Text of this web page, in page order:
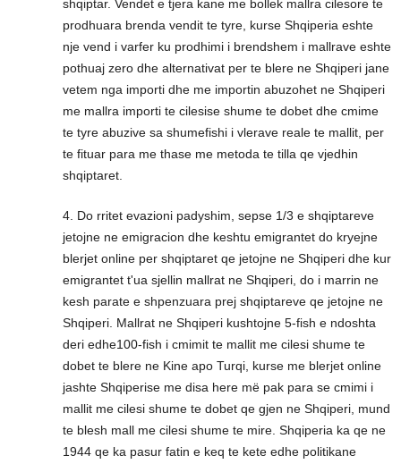
shqiptar. Vendet e tjera kane me bollek mallra cilesore te
prodhuara brenda vendit te tyre, kurse Shqiperia eshte
nje vend i varfer ku prodhimi i brendshem i mallrave eshte
pothuaj zero dhe alternativat per te blere ne Shqiperi jane
vetem nga importi dhe me importin abuzohet ne Shqiperi
me mallra importi te cilesise shume te dobet dhe cmime
te tyre abuzive sa shumefishi i vlerave reale te mallit, per
te fituar para me thase me metoda te tilla qe vjedhin
shqiptaret.
4. Do rritet evazioni padyshim, sepse 1/3 e shqiptareve
jetojne ne emigracion dhe keshtu emigrantet do kryejne
blerjet online per shqiptaret qe jetojne ne Shqiperi dhe kur
emigrantet t'ua sjellin mallrat ne Shqiperi, do i marrin ne
kesh parate e shpenzuara prej shqiptareve qe jetojne ne
Shqiperi. Mallrat ne Shqiperi kushtojne 5-fish e ndoshta
deri edhe100-fish i cmimit te mallit me cilesi shume te
dobet te blere ne Kine apo Turqi, kurse me blerjet online
jashte Shqiperise me disa here më pak para se cmimi i
mallit me cilesi shume te dobet qe gjen ne Shqiperi, mund
te blesh mall me cilesi shume te mire. Shqiperia ka qe ne
1944 qe ka pasur fatin e keq te kete edhe politikane